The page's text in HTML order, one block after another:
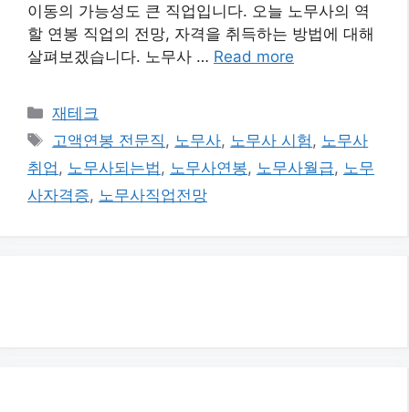
이동의 가능성도 큰 직업입니다. 오늘 노무사의 역
할 연봉 직업의 전망, 자격을 취득하는 방법에 대해
살펴보겠습니다. 노무사 … Read more
카
테
리
재테크
태
그
고액연봉 전문직 , 노무사, 노무사 시험 , 노무사
취업 , 노무사되는법 , 노무사연봉, 노무사월급, 노무
사자격증, 노무사직업전망